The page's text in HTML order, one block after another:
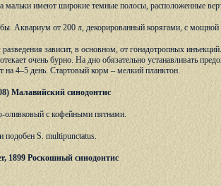
мальки имеют широкие темные полосы, расположенные
Аквариум от 200 л, декорированный корягами, с мощной
зависит, в основном, от гонадотропных
очень бурно. На дно обязательно устанавливать
на 4–5 день. Стартовый корм – мелкий планктон.
Малавийский синодонтис
с кофейными пятнами.
подобен S. multipunctatus.
1899 Роскошный синодонтис